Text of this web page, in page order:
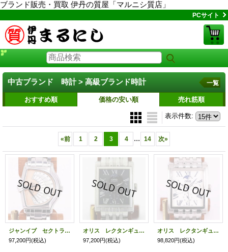
ブランド販売・買取 伊丹の質屋「マルニシ質店」
PCサイト
中古ブランド 時計 > 高級ブランド時計 一覧
おすすめ順 価格の安い順 売れ筋順
表示件数:
«前 1 2 3 4 ... 14 次»
ジャンイブ セクトラ2000 レトログラード ピンク文字盤
97,200円(税込)
オリス レクタンギュラーコンプリ 7658 黒文字盤
97,200円(税込)
オリス レクタンギュラー ムーンフェイス トリプルカレンダー 白文字盤
98,820円(税込)